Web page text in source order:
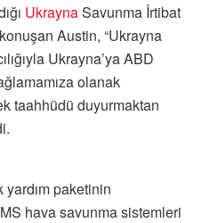
UkraynaSavunma İrtibat
Austin, “Ukrayna
Ukrayna’ya ABD
olanak
taahhüdü duyurmaktan
paketinin
hava savunma sistemleri